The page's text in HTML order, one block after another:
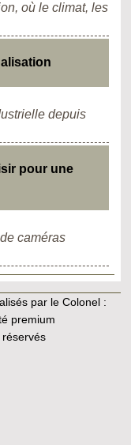
où le climat, les
depuis
pour une
caméras
par le Colonel :
premium